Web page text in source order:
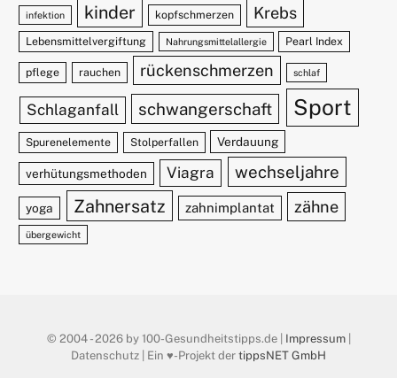
infektion kinder kopfschmerzen Krebs
Lebensmittelvergiftung Nahrungsmittelallergie Pearl Index
pflege rauchen rückenschmerzen schlaf
Schlaganfall schwangerschaft Sport
Spurenelemente Stolperfallen Verdauung
verhütungsmethoden Viagra wechseljahre
yoga Zahnersatz zahnimplantat zähne
übergewicht
© 2004 - 2026 by 100-Gesundheitstipps.de | Impressum|
Datenschutz | Ein ♥️-Projekt der tippsNET GmbH